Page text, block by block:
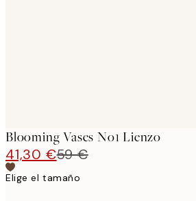
Blooming Vases No1 Lienzo
41,30 €59 €
Elige el tamaño